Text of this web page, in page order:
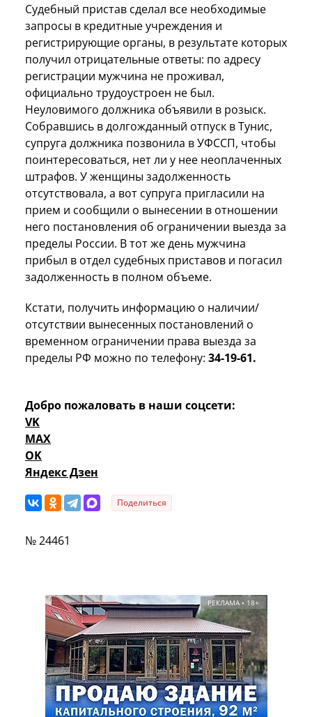
Судебный пристав сделал все необходимые
запросы в кредитные учреждения и
регистрирующие органы, в результате которых
получил отрицательные ответы: по адресу
регистрации мужчина не проживал,
официально трудоустроен не был.
Неуловимого должника объявили в розыск.
Собравшись в долгожданный отпуск в Тунис,
супруга должника позвонила в УФССП, чтобы
поинтересоваться, нет ли у нее неоплаченных
штрафов. У женщины задолженность
отсутствовала, а вот супруга пригласили на
прием и сообщили о вынесении в отношении
него постановления об ограничении выезда за
пределы России. В тот же день мужчина
прибыл в отдел судебных приставов и погасил
задолженность в полном объеме.
Кстати, получить информацию о наличии/
отсутствии вынесенных постановлений о
временном ограничении права выезда за
пределы РФ можно по телефону: 34-19-61.
Добро пожаловать в наши соцсети:
VK
MAX
OK
Яндекс Дзен
Поделиться
№ 24461
РЕКЛАМА • 18+